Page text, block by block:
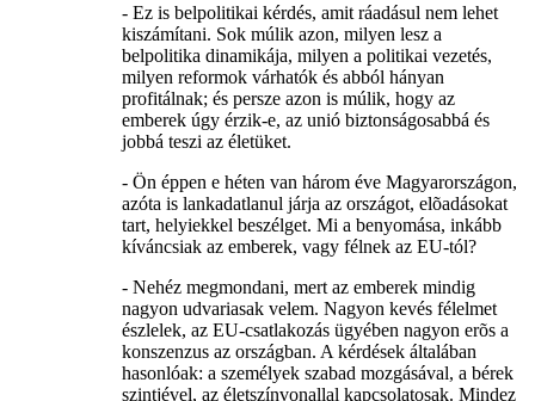
- Ez is belpolitikai kérdés, amit ráadásul nem lehet
kiszámítani. Sok múlik azon, milyen lesz a
belpolitika dinamikája, milyen a politikai vezetés,
milyen reformok várhatók és abból hányan
profitálnak; és persze azon is múlik, hogy az
emberek úgy érzik-e, az unió biztonságosabbá és
jobbá teszi az életüket.
- Ön éppen e héten van három éve Magyarországon,
azóta is lankadatlanul járja az országot, elõadásokat
tart, helyiekkel beszélget. Mi a benyomása, inkább
kíváncsiak az emberek, vagy félnek az EU-tól?
- Nehéz megmondani, mert az emberek mindig
nagyon udvariasak velem. Nagyon kevés félelmet
észlelek, az EU-csatlakozás ügyében nagyon erõs a
konszenzus az országban. A kérdések általában
hasonlóak: a személyek szabad mozgásával, a bérek
szintjével, az életszínvonallal kapcsolatosak. Mindez